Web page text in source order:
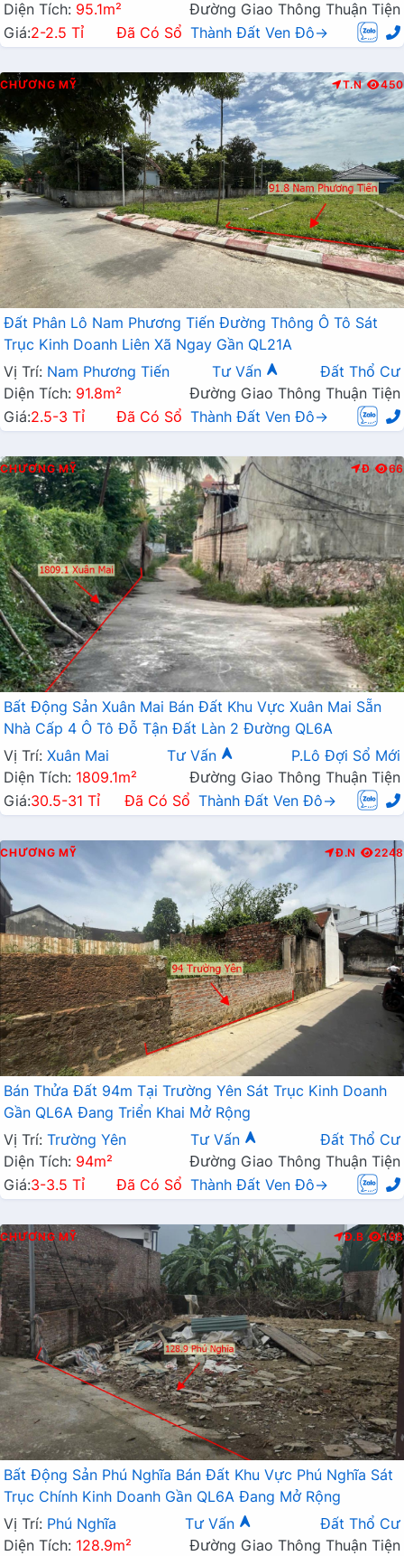
Diện Tích: 95.1m²
Đường Giao Thông Thuận Tiện
Giá:2-2.5 Tỉ Đã Có Sổ Thành Đất Ven Đô→
CHƯƠNG MỸ T.N 450
Đất Phân Lô Nam Phương Tiến Đường Thông Ô Tô Sát
Trục Kinh Doanh Liên Xã Ngay Gần QL21A
Vị Trí: Nam Phương Tiến Tư Vấn
Đất Thổ Cư
Diện Tích: 91.8m²
Đường Giao Thông Thuận Tiện
Giá:2.5-3 Tỉ Đã Có Sổ Thành Đất Ven Đô→
CHƯƠNG MỸ Đ 66
Bất Động Sản Xuân Mai Bán Đất Khu Vực Xuân Mai Sẵn
Nhà Cấp 4 Ô Tô Đỗ Tận Đất Làn 2 Đường QL6A
Vị Trí: Xuân Mai Tư Vấn
P.Lô Đợi Sổ Mới
Diện Tích: 1809.1m²
Đường Giao Thông Thuận Tiện
Giá:30.5-31 Tỉ Đã Có Sổ Thành Đất Ven Đô→
CHƯƠNG MỸ Đ.N 2248
Bán Thửa Đất 94m Tại Trường Yên Sát Trục Kinh Doanh
Gần QL6A Đang Triển Khai Mở Rộng
Vị Trí: Trường Yên Tư Vấn
Đất Thổ Cư
Diện Tích: 94m²
Đường Giao Thông Thuận Tiện
Giá:3-3.5 Tỉ Đã Có Sổ Thành Đất Ven Đô→
CHƯƠNG MỸ Đ.B 198
Bất Động Sản Phú Nghĩa Bán Đất Khu Vực Phú Nghĩa Sát
Trục Chính Kinh Doanh Gần QL6A Đang Mở Rộng
Vị Trí: Phú Nghĩa Tư Vấn
Đất Thổ Cư
Diện Tích: 128.9m²
Đường Giao Thông Thuận Tiện